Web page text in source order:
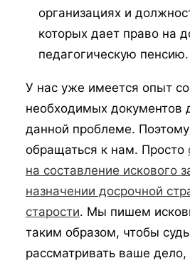
организациях и
которых дает право на
педагогическую пенсию.
У нас уже имеется опыт
необходимых документов
данной проблеме.
обращаться к нам. Просто
на составление искового
назначении досрочной
старости. Мы пишем
таким образом, чтобы
рассматривать ваше дело,